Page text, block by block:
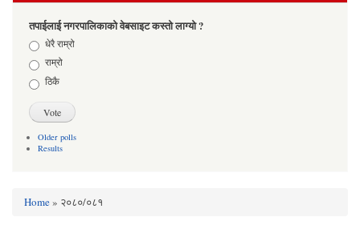
तपाईलाई नगरपालिकाको वेबसाइट कस्तो लाग्यो ?
Choicesधेरै राम्रो
राम्रो
ठिकै
Older polls
Results
Home» २०८०/०८१